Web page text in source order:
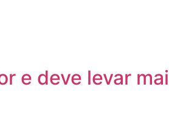
e deve levar